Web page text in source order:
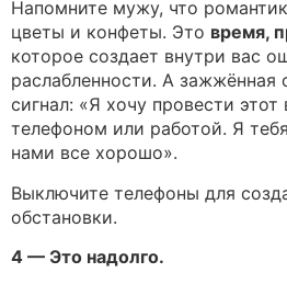
Напомните мужу, что
цветы и конфеты. Это время,
которое создает внутри вас
раслабленности. А зажжённая
сигнал: «Я хочу провести
телефоном или работой. Я
нами все хорошо».
Выключите телефоны для
обстановки.
4 — Это надолго.